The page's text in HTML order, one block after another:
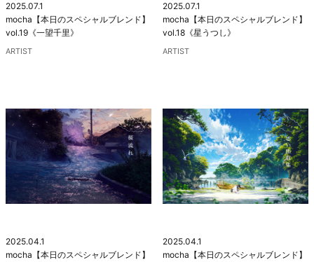
2025.07.1
mocha【本日のスペシャルブレンド】
vol.19《一望千里》
ARTIST
2025.07.1
mocha【本日のスペシャルブレンド】
vol.18《星うつし》
ARTIST
2025.04.1
mocha【本日のスペシャルブレンド】
2025.04.1
mocha【本日のスペシャルブレンド】